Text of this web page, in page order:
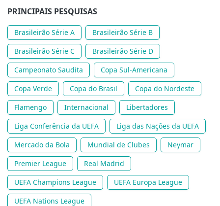
PRINCIPAIS PESQUISAS
Brasileirão Série A
Brasileirão Série B
Brasileirão Série C
Brasileirão Série D
Campeonato Saudita
Copa Sul-Americana
Copa Verde
Copa do Brasil
Copa do Nordeste
Flamengo
Internacional
Libertadores
Liga Conferência da UEFA
Liga das Nações da UEFA
Mercado da Bola
Mundial de Clubes
Neymar
Premier League
Real Madrid
UEFA Champions League
UEFA Europa League
UEFA Nations League